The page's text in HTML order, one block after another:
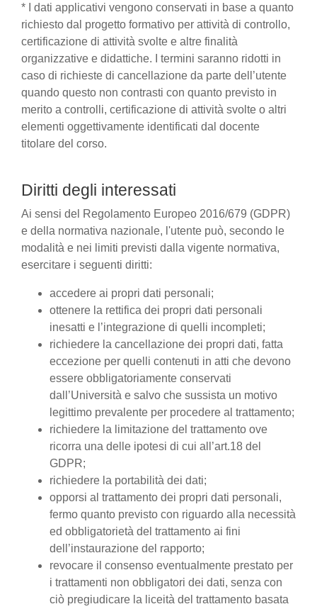
* I dati applicativi vengono conservati in base a quanto
richiesto dal progetto formativo per attività di controllo,
certificazione di attività svolte e altre finalità
organizzative e didattiche. I termini saranno ridotti in
caso di richieste di cancellazione da parte dell’utente
quando questo non contrasti con quanto previsto in
merito a controlli, certificazione di attività svolte o altri
elementi oggettivamente identificati dal docente
titolare del corso.
Diritti degli interessati
Ai sensi del Regolamento Europeo 2016/679 (GDPR)
e della normativa nazionale, l'utente può, secondo le
modalità e nei limiti previsti dalla vigente normativa,
esercitare i seguenti diritti:
accedere ai propri dati personali;
ottenere la rettifica dei propri dati personali
inesatti e l’integrazione di quelli incompleti;
richiedere la cancellazione dei propri dati, fatta
eccezione per quelli contenuti in atti che devono
essere obbligatoriamente conservati
dall’Università e salvo che sussista un motivo
legittimo prevalente per procedere al trattamento;
richiedere la limitazione del trattamento ove
ricorra una delle ipotesi di cui all’art.18 del
GDPR;
richiedere la portabilità dei dati;
opporsi al trattamento dei propri dati personali,
fermo quanto previsto con riguardo alla necessità
ed obbligatorietà del trattamento ai fini
dell’instaurazione del rapporto;
revocare il consenso eventualmente prestato per
i trattamenti non obbligatori dei dati, senza con
ciò pregiudicare la liceità del trattamento basata